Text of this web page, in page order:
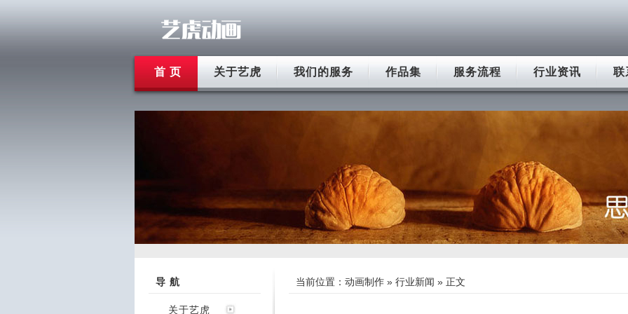
首 页 关于艺虎 我们的服务 作品集 服务流程 行业资讯 联
导 航
关于艺虎
当前位置： 动画制作 » 行业新闻 » 正文